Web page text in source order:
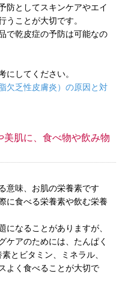
防としてスキンケアやエイ
うことが大切です。
で乾皮症の予防は可能なの
にしてください。
欠乏性皮膚炎）の原因と対
美肌に、食べ物や飲み物
意味、お肌の栄養素です
に食べる栄養素や飲む栄養
になることがありますが、
ケアのためには、たんぱく
とビタミン、ミネラル、
よく食べることが大切で